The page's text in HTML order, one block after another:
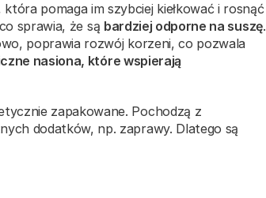
pomaga im szybciej kiełkować i rosnąć
sprawia, że są bardziej odporne na suszę.
poprawia rozwój korzeni, co pozwala
nasiona, które wspierają
zapakowane. Pochodzą z
dodatków, np. zaprawy. Dlatego są